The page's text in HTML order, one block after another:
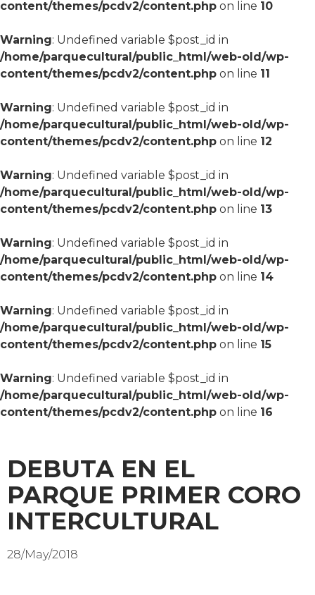
content/themes/pcdv2/content.php on line 10
Warning: Undefined variable $post_id in
/home/parquecultural/public_html/web-old/wp-
content/themes/pcdv2/content.php on line 11
Warning: Undefined variable $post_id in
/home/parquecultural/public_html/web-old/wp-
content/themes/pcdv2/content.php on line 12
Warning: Undefined variable $post_id in
/home/parquecultural/public_html/web-old/wp-
content/themes/pcdv2/content.php on line 13
Warning: Undefined variable $post_id in
/home/parquecultural/public_html/web-old/wp-
content/themes/pcdv2/content.php on line 14
Warning: Undefined variable $post_id in
/home/parquecultural/public_html/web-old/wp-
content/themes/pcdv2/content.php on line 15
Warning: Undefined variable $post_id in
/home/parquecultural/public_html/web-old/wp-
content/themes/pcdv2/content.php on line 16
DEBUTA EN EL
PARQUE PRIMER CORO
INTERCULTURAL
28/May/2018